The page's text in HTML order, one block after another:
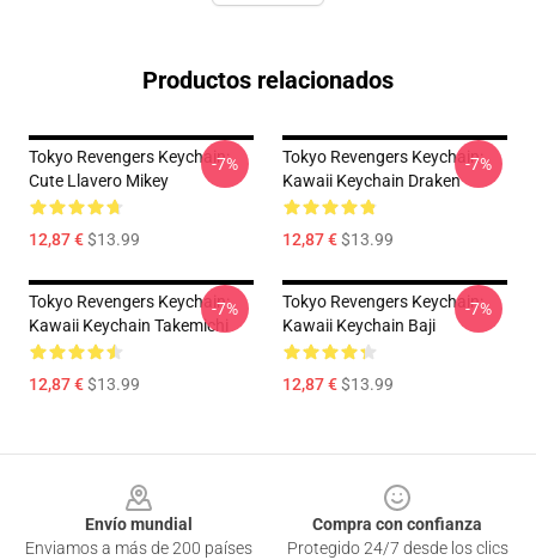
Productos relacionados
Tokyo Revengers Keychain:
Cute Llavero Mikey
12,87 €$13.99
-7%
Tokyo Revengers Keychain:
Kawaii Keychain Draken
12,87 €$13.99
-7%
Tokyo Revengers Keychain:
Kawaii Keychain Takemichi
12,87 €$13.99
-7%
Tokyo Revengers Keychain:
Kawaii Keychain Baji
12,87 €$13.99
-7%
Envío mundial
Enviamos a más de 200 países
Compra con confianza
Protegido 24/7 desde los clics